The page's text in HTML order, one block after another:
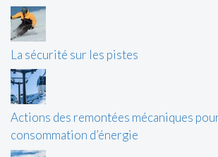
La sécurité sur les pistes
Actions des remontées mécaniques
consommation d’énergie